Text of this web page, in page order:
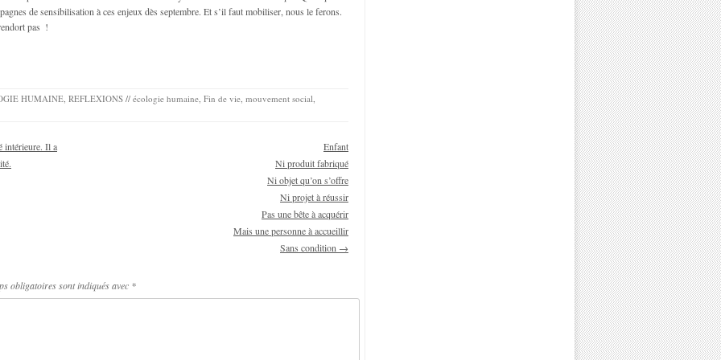
de sensibilisation à ces enjeux dès septembre. Et s’il faut mobiliser, nous le ferons.
pas !
HUMAINE REFLEXIONS // écologie humaine Fin de vie mouvement social
intérieure. Il a
Enfant
Ni produit fabriqué
Ni objet qu’on s’offre
Ni projet à réussir
Pas une bête à acquérir
Mais une personne à accueillir
Sans condition →
obligatoires sont indiqués avec *